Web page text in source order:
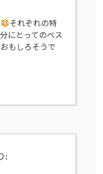
それぞれの特
にとってのベス
もしろそうで
: